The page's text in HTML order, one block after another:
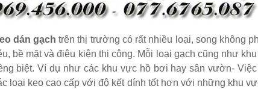
dán gạch trên thị trường có rất nhiều loại, song không
bề mặt và điêu kiện thi công. Mỗi loại gạch cũng như
biệt. Ví dụ như các khu vực hồ bơi hay sân vườn-
loại keo cao cấp với độ kết dính tốt hơn với những khu